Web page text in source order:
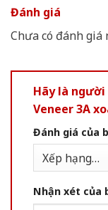
Đánh giá
Chưa có đánh giá
Hãy là người
Veneer 3A
Đánh giá của
Nhận xét của